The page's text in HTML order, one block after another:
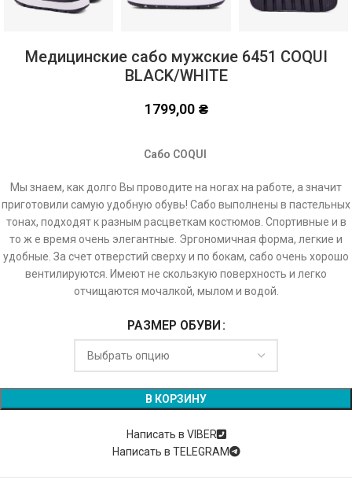
Медицинские сабо мужские 6451 COQUI
BLACK/WHITE
1799,00 ₴
Сабо COQUI
Мы знаем, как долго Вы проводите на ногах на работе, а значит
приготовили самую удобную обувь! Сабо выполнены в пастельных
тонах, подходят к разным расцветкам костюмов. Спортивные и в
то ж е время очень элегантные. Эргономичная форма, легкие и
удобные. За счет отверстий сверху и по бокам, сабо очень хорошо
вентилируются. Имеют не скользкую поверхность и легко
отчищаются мочалкой, мылом и водой.
РАЗМЕР ОБУВИ
В КОРЗИНУ
Alternative:
Написать в VIBER
Написать в TELEGRAM